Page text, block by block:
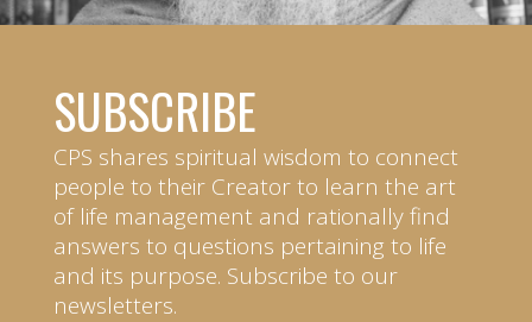
SUBSCRIBE
CPS shares spiritual wisdom to connect
people to their Creator to learn the art
of life management and rationally find
answers to questions pertaining to life
and its purpose. Subscribe to our
newsletters.